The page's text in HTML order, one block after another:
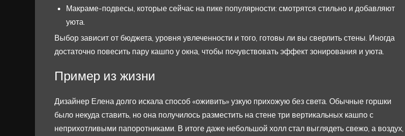
Макраме-подвесы, которые сейчас на пике популярности: смотрятся стильно и добавляют
уюта.
Выбор зависит от бюджета, уровня увлеченности и того, готовы ли вы сверлить стены. Иногда
достаточно повесить пару кашпо у окна, чтобы почувствовать эффект зонирования и уюта.
Пример из жизни
Дизайнер Елена долго искала способ «оживить» узкую прихожую без света. Обычные горшки
было некуда ставить, но она получилось разместить на стене три вертикальных кашпо с
неприхотливыми папоротниками. В итоге даже небольшой холл стал выглядеть свежо, а воздух,